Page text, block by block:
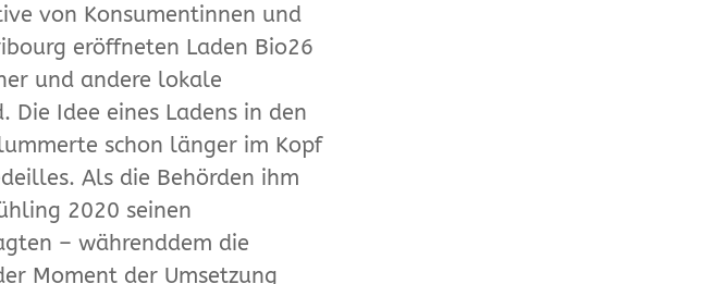
von Konsumentinnen und
eröffneten Laden Bio26
und andere lokale
Idee eines Ladens in den
schon länger im Kopf
Als die Behörden ihm
2020 seinen
– währenddem die
Moment der Umsetzung